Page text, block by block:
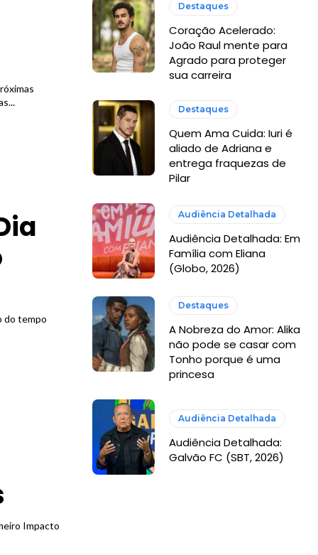
do tempo
Impacto
Destaques
Coração Acelerado:
João Raul mente para
Agrado para proteger
sua carreira
Destaques
Quem Ama Cuida: Iuri é
aliado de Adriana e
entrega fraquezas de
Pilar
Audiência Detalhada
Audiência Detalhada: Em
Família com Eliana
(Globo, 2026)
Destaques
A Nobreza do Amor: Alika
não pode se casar com
Tonho porque é uma
princesa
Audiência Detalhada
Audiência Detalhada:
Galvão FC (SBT, 2026)